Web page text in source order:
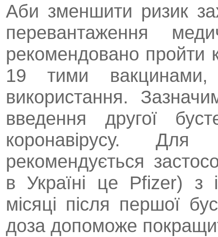
Аби зменшити ризик
перевантаження
рекомендовано пройти
19 тими
використання.
введення другої
коронавірусу.
рекомендується
в Україні це Pfizer)
місяці після першої
доза допоможе